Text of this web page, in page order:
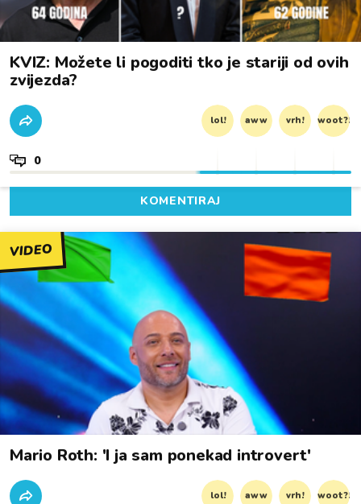
KVIZ: Možete li pogoditi tko je stariji od ovih
zvijezda?
lol! aww vrh! woot?!
0
KOMENTIRAJ
VIDEO
Mario Roth: 'I ja sam ponekad introvert'
lol! aww vrh! woot?!